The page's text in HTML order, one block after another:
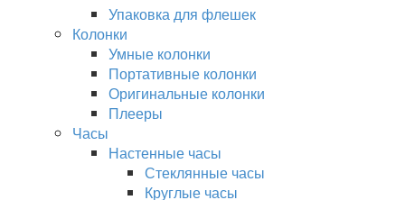
Упаковка для флешек
Колонки
Умные колонки
Портативные колонки
Оригинальные колонки
Плееры
Часы
Настенные часы
Стеклянные часы
Круглые часы